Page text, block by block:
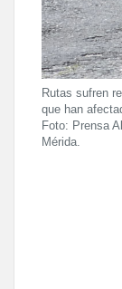
Rutas sufren
que han
Foto: Prensa
Mérida.